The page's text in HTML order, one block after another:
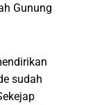
Gunung
sudah